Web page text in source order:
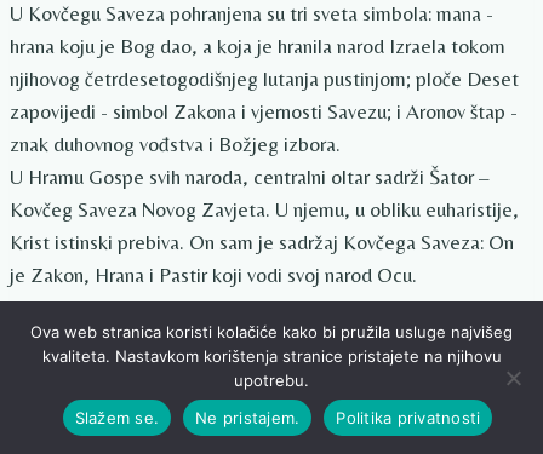
U Kovčegu Saveza pohranjena su tri sveta simbola: mana -
hrana koju je Bog dao, a koja je hranila narod Izraela tokom
njihovog četrdesetogodišnjeg lutanja pustinjom; ploče Deset
zapovijedi - simbol Zakona i vjernosti Savezu; i Aronov štap -
znak duhovnog vođstva i Božjeg izbora.
U Hramu Gospe svih naroda, centralni oltar sadrži Šator –
Kovčeg Saveza Novog Zavjeta. U njemu, u obliku euharistije,
Krist istinski prebiva. On sam je sadržaj Kovčega Saveza: On
je Zakon, Hrana i Pastir koji vodi svoj narod Ocu.
„Na podiju stoje tri oltara, raspoređena u polukrug. Gospa
i kaže:'U sredini je Križ, Dnevno Čudo,
oltar Žrtve Križa.'“
Tada Gospa pokazuje na niskišator, s malim križem na njemu.“
Ova web stranica koristi kolačiće kako bi pružila usluge najvišeg
kvaliteta. Nastavkom korištenja stranice pristajete na njihovu
upotrebu.
Slažem se.
Ne pristajem. Politika privatnosti